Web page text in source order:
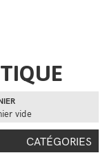
vide
CATÉGORIES